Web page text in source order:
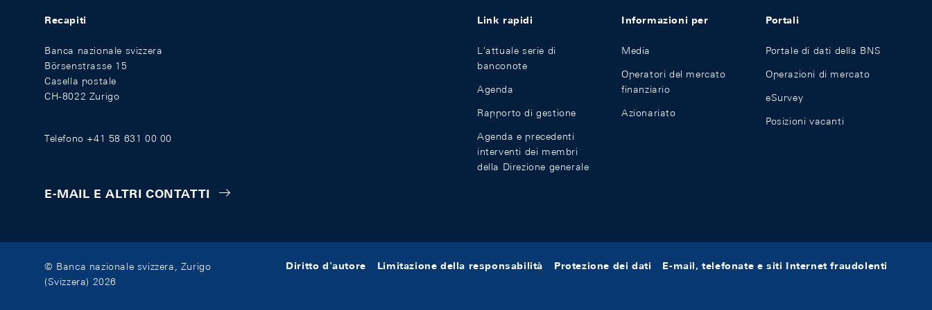
Recapiti
Banca nazionale svizzera
Börsenstrasse 15
Casella postale
CH-8022 Zurigo
Telefono +41 58 631 00 00
E-MAIL E ALTRI CONTATTI
Link rapidi
L'attuale serie di
banconote
Agenda
Rapporto di gestione
Agenda e precedenti
interventi dei membri
della Direzione generale
Informazioni per
Media
Operatori del mercato
finanziario
Azionariato
Portali
Portale di dati della BNS
Operazioni di mercato
eSurvey
Posizioni vacanti
© Banca nazionale svizzera, Zurigo
(Svizzera) 2026
Diritto d'autore Limitazione della responsabilità Protezione dei dati E-mail, telefonate e siti Internet fraudolenti